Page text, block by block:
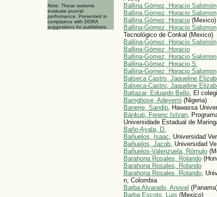
Note: These systems
evaluate journal
performance. Presented in
complaince with DORA
suggestions for publishers.
Ballina Gómez, Horacio Salomón
Ballina Gomez, Horacio Salomon
Ballina Gómez, Horacio(Mexico)
Ballina-Gomez, Horacio Salomon
Tecnológico de Conkal (Mexico)
Ballina-Gómez, Horacio Salomón
Ballina-Gómez, Horacio
Ballina-Gomez, Horacio Salomon
Ballina-Gómez, Horacio S.
Ballina-Gomez, Horacio Salomon
Balseca Castro, Jaqueline
Balseca-Castro, Jaqueline
Baltazar, Eduardo Bello, El
Bamgbose, Adeyemi (Nigeria)
Banerje, Sandip, Hawassa
Bánkuti, Ferenc Istvan,
Universidade Estadual de
Baño-Ayala, D.
Bañuelos, Isaac, Universidad
Bañuelos, Jacob, Universidad
Bañuelos-Valenzuela, Rómulo
Barahona Rosales, Rolando
Barahona Rosales, Rolando
Barahona Rosales, Rolando,
n, Colombia
Barba Alvarado, Anovel
Barba Escoto, Luis (Mexico)